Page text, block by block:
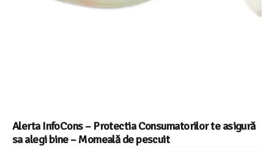
Alerta InfoCons – Protectia Consumatorilor te asigură
sa alegi bine – Momeală de pescuit